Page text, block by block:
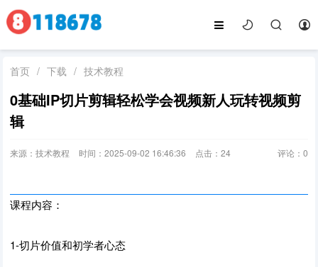
首页 / 下载 / 技术教程
0基础IP切片剪辑轻松学会视频新人玩转视频剪
辑
来源：技术教程 时间：2025-09-02 16:46:36 点击：24 评论： 0
课程内容：
1-切片价值和初学者心态